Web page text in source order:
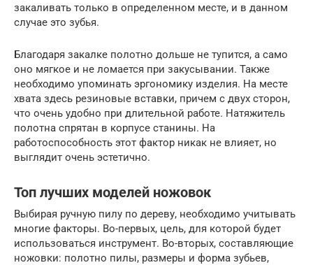
закаливать только в определенном месте, и в данном
случае это зубья.
Благодаря закалке полотно дольше не тупится, а само
оно мягкое и не ломается при закусывании. Также
необходимо упоминать эргономику изделия. На месте
хвата здесь резиновые вставки, причем с двух сторон,
что очень удобно при длительной работе. Натяжитель
полотна спрятан в корпусе станины. На
работоспособность этот фактор никак не влияет, но
выглядит очень эстетично.
Топ лучших моделей ножовок
Выбирая ручную пилу по дереву, необходимо учитывать
многие факторы. Во-первых, цель, для которой будет
использоваться инструмент. Во-вторых, составляющие
ножовки: полотно пилы, размеры и форма зубьев,